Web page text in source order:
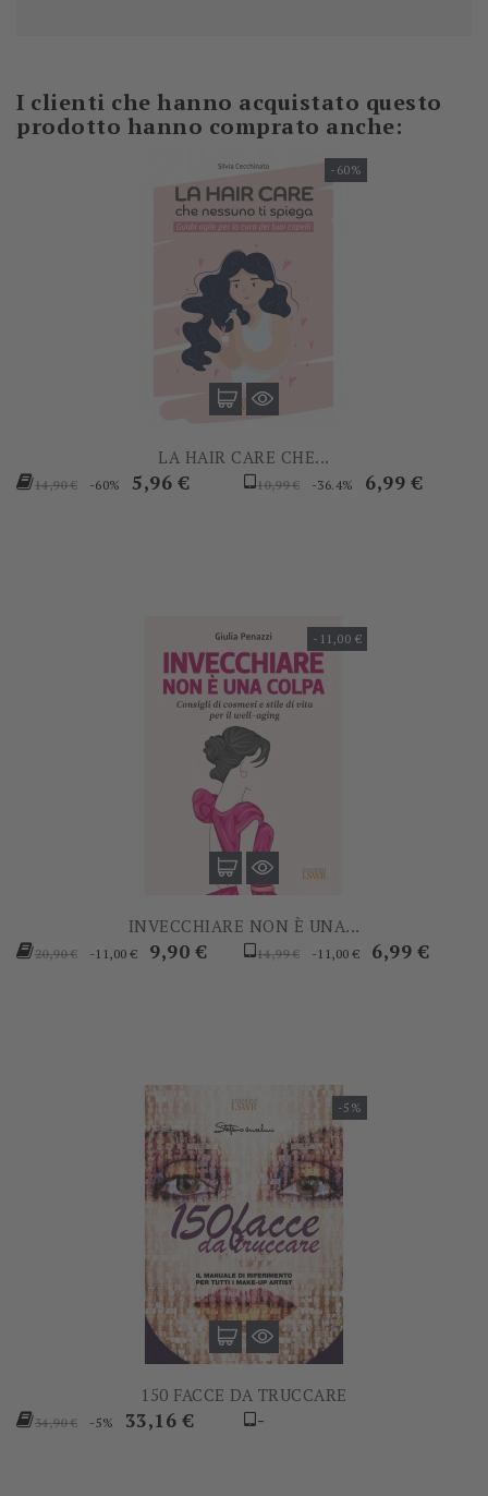
I clienti che hanno acquistato questo
prodotto hanno comprato anche:
-60%
LA HAIR CARE CHE...
Prezzo
14,90 € -60% Prezzo
5,96 €
Prezzo
10,99 € -36.4% Prezzo
6,99 €
-11,00 €
INVECCHIARE NON È UNA...
Prezzo
20,90 € -11,00 € Prezzo
9,90 €
Prezzo
14,99 € -11,00 € Prezzo
6,99 €
-5%
150 FACCE DA TRUCCARE
Prezzo
34,90 € -5% Prezzo
33,16 € -